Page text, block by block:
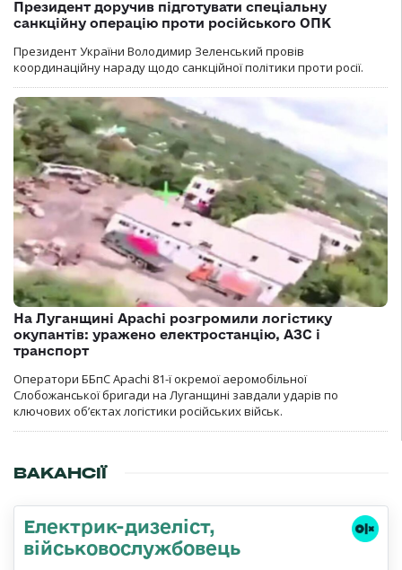
Президент доручив підготувати спеціальну
санкційну операцію проти російського ОПК
Президент України Володимир Зеленський провів
координаційну нараду щодо санкційної політики проти росії.
На Луганщині Apachi розгромили логістику
окупантів: уражено електростанцію, АЗС і
транспорт
Оператори ББпС Apachi 81-ї окремої аеромобільної
Слобожанської бригади на Луганщині завдали ударів по
ключових об’єктах логістики російських військ.
ВАКАНСІЇ
Електрик-дизеліст,
військовослужбовець